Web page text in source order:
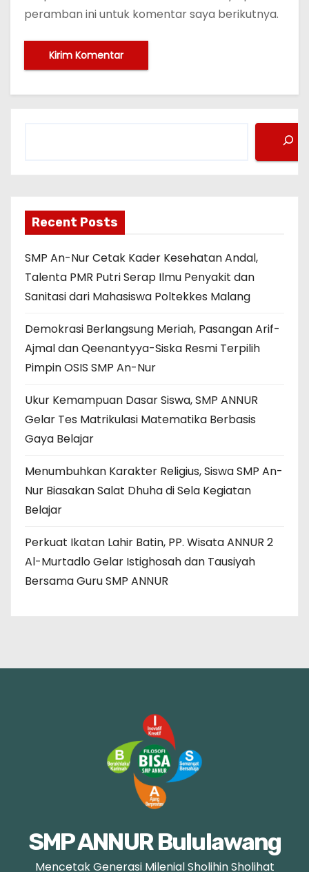
peramban ini untuk komentar saya berikutnya.
Recent Posts
SMP An-Nur Cetak Kader Kesehatan Andal,
Talenta PMR Putri Serap Ilmu Penyakit dan
Sanitasi dari Mahasiswa Poltekkes Malang
Demokrasi Berlangsung Meriah, Pasangan Arif-
Ajmal dan Qeenantyya-Siska Resmi Terpilih
Pimpin OSIS SMP An-Nur
Ukur Kemampuan Dasar Siswa, SMP ANNUR
Gelar Tes Matrikulasi Matematika Berbasis
Gaya Belajar
Menumbuhkan Karakter Religius, Siswa SMP An-
Nur Biasakan Salat Dhuha di Sela Kegiatan
Belajar
Perkuat Ikatan Lahir Batin, PP. Wisata ANNUR 2
Al-Murtadlo Gelar Istighosah dan Tausiyah
Bersama Guru SMP ANNUR
SMP ANNUR Bululawang
Mencetak Generasi Milenial Sholihin Sholihat